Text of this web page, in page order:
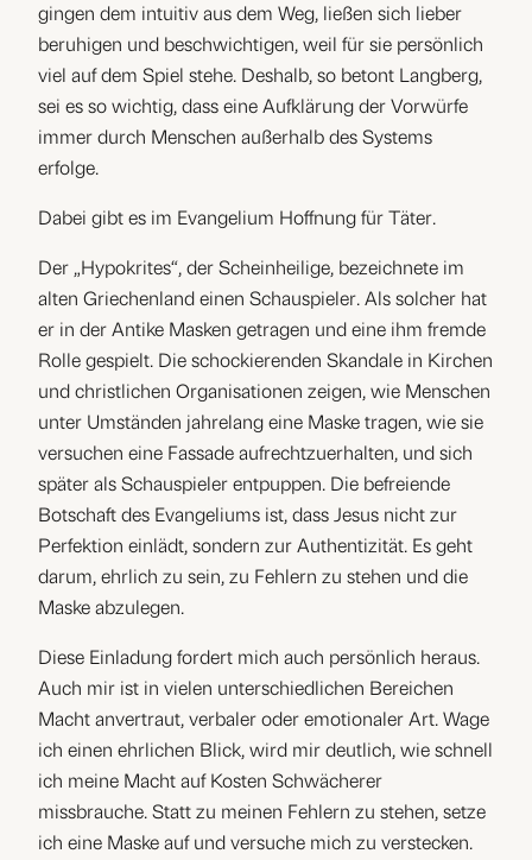
gingen dem intuitiv aus dem Weg, ließen sich lieber
beruhigen und beschwichtigen, weil für sie persönlich
viel auf dem Spiel stehe. Deshalb, so betont Langberg,
sei es so wichtig, dass eine Aufklärung der Vorwürfe
immer durch Menschen außerhalb des Systems
erfolge.
Dabei gibt es im Evangelium Hoffnung für Täter.
Der „Hypokrites“, der Scheinheilige, bezeichnete im
alten Griechenland einen Schauspieler. Als solcher hat
er in der Antike Masken getragen und eine ihm fremde
Rolle gespielt. Die schockierenden Skandale in Kirchen
und christlichen Organisationen zeigen, wie Menschen
unter Umständen jahrelang eine Maske tragen, wie sie
versuchen eine Fassade aufrechtzuerhalten, und sich
später als Schauspieler entpuppen. Die befreiende
Botschaft des Evangeliums ist, dass Jesus nicht zur
Perfektion einlädt, sondern zur Authentizität. Es geht
darum, ehrlich zu sein, zu Fehlern zu stehen und die
Maske abzulegen.
Diese Einladung fordert mich auch persönlich heraus.
Auch mir ist in vielen unterschiedlichen Bereichen
Macht anvertraut, verbaler oder emotionaler Art. Wage
ich einen ehrlichen Blick, wird mir deutlich, wie schnell
ich meine Macht auf Kosten Schwächerer
missbrauche. Statt zu meinen Fehlern zu stehen, setze
ich eine Maske auf und versuche mich zu verstecken.